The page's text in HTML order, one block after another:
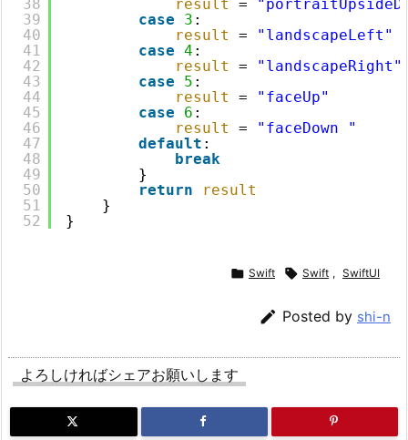
38
39
40
41
42
43
44
45
46
47
48
49
50
51
52
result
=
case
3 :
result
=
"landscapeLeft"
case 4 :
result
=
"landscapeRight"
case
5 :
result
=
"faceUp"
case
6 :
result
=
"faceDown "
default :
break
}
return
result
}
}
 Swift  Swift , SwiftUI
 Posted by shi-n
よろしければシェアお願いします